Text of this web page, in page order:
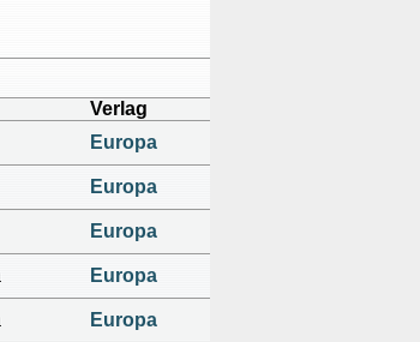
Verlag
Europa
Europa
Europa
Europa
Europa